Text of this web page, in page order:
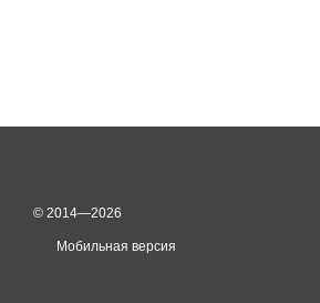
© 2014—2026
Мобильная версия